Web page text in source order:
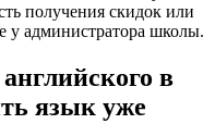
получения скидок или
у администратора школы.
в
язык уже